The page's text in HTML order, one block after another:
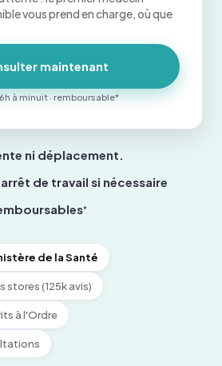
ni déplacement.
de travail si nécessaire
*
de la Santé
stores (125k avis)
à l'Ordre
vous prend en charge, où que
maintenant
à minuit · remboursable*